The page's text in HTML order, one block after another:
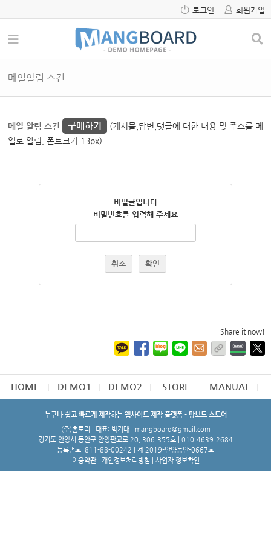
로그인 회원가입
메일알림 스킨
메일 알림 스킨 구매하기
(게시물,답변,댓글에 대한 내용 및 주소를 메
일로 알림, 폰트크기 13px)
비밀글입니다
비밀번호를 입력해 주세요
취소 확인
Share it now!
HOME DEMO1 DEMO2 STORE MANUAL
누구나 쉽고 빠르게 제작하는 웹사이트 제작 플랫폼 - 망보드 스토어
(주)홈토리 | 대표: 박기태 | mangboard@gmail.com
경기도 안양시 동안구 안양판교로 20, 306-B55호 | 010-4639-2684
등록번호: 811-88-00242 | 제 2019-안양동안-0667호
이용약관| 개인정보처리방침 사업자 정보확인